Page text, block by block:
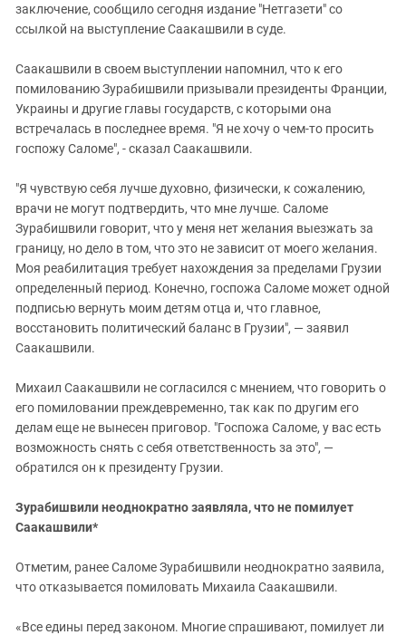
заключение, сообщило сегодня издание "Нетгазети" со
ссылкой на выступление Саакашвили в суде.
Саакашвили в своем выступлении напомнил, что к его
помилованию Зурабишвили призывали президенты Франции,
Украины и другие главы государств, с которыми она
встречалась в последнее время. "Я не хочу о чем-то просить
госпожу Саломе", - сказал Саакашвили.
"Я чувствую себя лучше духовно, физически, к сожалению,
врачи не могут подтвердить, что мне лучше. Саломе
Зурабишвили говорит, что у меня нет желания выезжать за
границу, но дело в том, что это не зависит от моего желания.
Моя реабилитация требует нахождения за пределами Грузии
определенный период. Конечно, госпожа Саломе может одной
подписью вернуть моим детям отца и, что главное,
восстановить политический баланс в Грузии", — заявил
Саакашвили.
Михаил Саакашвили не согласился с мнением, что говорить о
его помиловании преждевременно, так как по другим его
делам еще не вынесен приговор. "Госпожа Саломе, у вас есть
возможность снять с себя ответственность за это", —
обратился он к президенту Грузии.
Зурабишвили неоднократно заявляла, что не помилует
Саакашвили*
Отметим, ранее Саломе Зурабишвили неоднократно заявила,
что отказывается помиловать Михаила Саакашвили.
«Все едины перед законом. Многие спрашивают, помилует ли